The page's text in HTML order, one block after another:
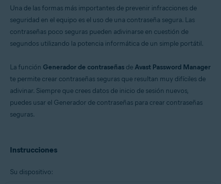
Productos:
Avast Password Manager
Una de las formas más importantes de prevenir infracciones de
seguridad en el equipo es el uso de una contraseña segura. Las
contraseñas poco seguras pueden adivinarse en cuestión de
segundos utilizando la potencia informática de un simple portátil.
La función Generador de contraseñas deAvast Password Manager
te permite crear contraseñas seguras que resultan muy difíciles de
adivinar. Siempre que crees datos de inicio de sesión nuevos,
puedes usar el Generador de contraseñas para crear contraseñas
seguras.
Instrucciones
Su dispositivo: